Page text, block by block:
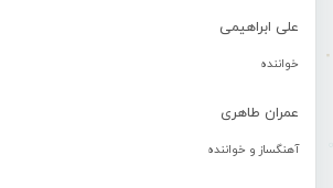
علی ابراهیمی
خواننده
عمران طاهری
آهنگساز و خواننده